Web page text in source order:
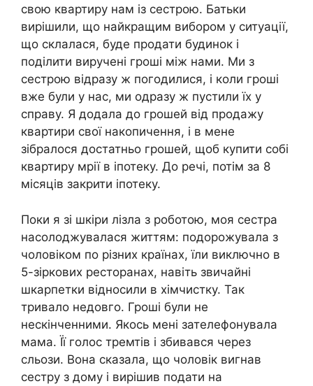
свою квартиру нам із сестрою. Батьки
вирішили, що найкращим вибором у ситуації,
що склалася, буде продати будинок і
поділити виручені гроші між нами. Ми з
сестрою відразу ж погодилися, і коли гроші
вже були у нас, ми одразу ж пустили їх у
справу. Я додала до грошей від продажу
квартири свої накопичення, і в мене
зібралося достатньо грошей, щоб купити собі
квартиру мрії в іпотеку. До речі, потім за 8
місяців закрити іпотеку.
Поки я зі шкіри лізла з роботою, моя сестра
насолоджувалася життям: подорожувала з
чоловіком по різних країнах, їли виключно в
5-зіркових ресторанах, навіть звичайні
шкарпетки відносили в хімчистку. Так
тривало недовго. Гроші були не
нескінченними. Якось мені зателефонувала
мама. Її голос тремтів і збивався через
сльози. Вона сказала, що чоловік вигнав
сестру з дому і вирішив подати на